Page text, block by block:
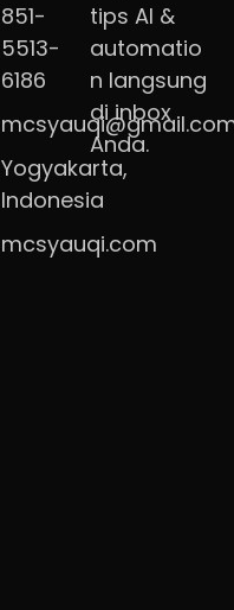
851-
5513-
6186
Yogyakarta,
Indonesia
mcsyauqi.com
tips AI &
automatio
n langsung
di inbox
Anda.